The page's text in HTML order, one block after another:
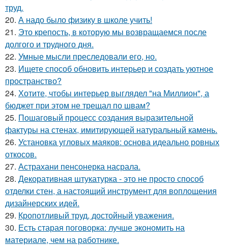
труд.
20. А надо было физику в школе учить!
21. Это крепость, в которую мы возвращаемся после
долгого и трудного дня.
22. Умные мысли преследовали его, но.
23. Ищете способ обновить интерьер и создать уютное
пространство?
24. Хотите, чтобы интерьер выглядел "на Миллион", а
бюджет при этом не трещал по швам?
25. Пошаговый процесс создания выразительной
фактуры на стенах, имитирующей натуральный камень.
26. Установка угловых маяков: основа идеально ровных
откосов.
27. Астрахани пенсонерка насрала.
28. Декоративная штукатурка - это не просто способ
отделки стен, а настоящий инструмент для воплощения
дизайнерских идей.
29. Кропотливый труд, достойный уважения.
30. Есть старая поговорка: лучше экономить на
материале, чем на работнике.